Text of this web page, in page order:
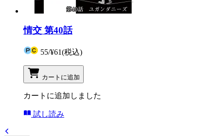
情交 第40話
55/¥61(税込)
カートに追加
カートに追加しました
試し読み